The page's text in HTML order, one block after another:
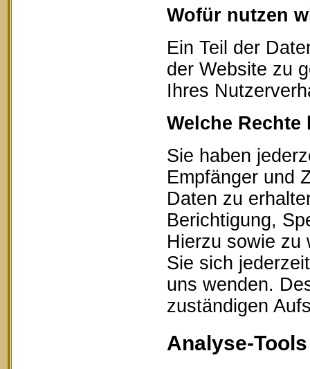
Wofür nutzen
Ein Teil der
der Website zu
Ihres
Welche
Sie haben
Empfänger und
Daten zu
Berichtigung,
Hierzu sowie zu
Sie sich
uns wenden.
zuständigen
Analyse-